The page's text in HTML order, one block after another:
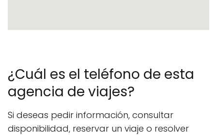
¿Cuál es el teléfono de esta
agencia de viajes?
Si deseas pedir información, consultar
disponibilidad, reservar un viaje o resolver